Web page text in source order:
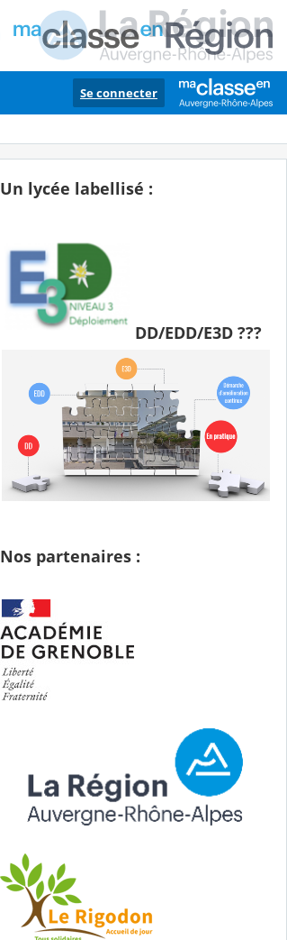
Se connecter
Un lycée labellisé :
DD/EDD/E3D ???
Nos partenaires :